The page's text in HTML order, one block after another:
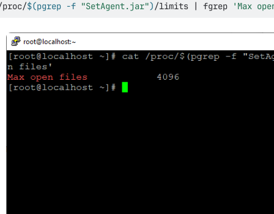
$(pgrep -f "SetAgent.jar")/limits | fgrep 'Max
Открыть файл «»